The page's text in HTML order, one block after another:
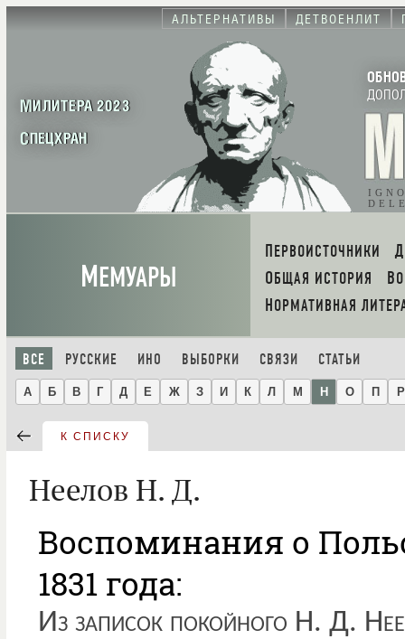
АЛЬТЕРНАТИВЫ ДЕТВОЕНЛИТ
МИЛИТЕРА 2023
СПЕЦХРАН
МЕМУАРЫ
ПЕРВОИСТОЧНИКИ
ОБЩАЯ ИСТОРИЯ
НОРМАТИВНАЯ
ВСЕ РУССКИЕ ИНО ВЫБОРКИ СВЯЗИ СТАТЬИ
А Б В Г Д Е Ж З И К Л М Н О П Р
К СПИСКУ
Неелов Н. Д.
Воспоминания о
1831 года:
Из записок покойного Н. Д.